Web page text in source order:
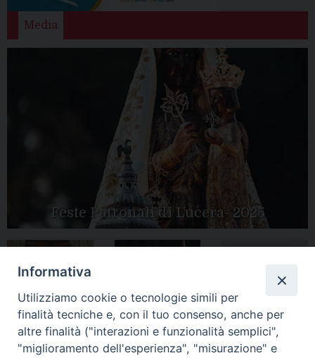
Media
Feste Patronali di Lucera- 2025
Apertura Anno
Giubilare 2025
Mariae in Diocesi
Tutte le gallery
Informativa
Utilizziamo cookie o tecnologie simili per
finalità tecniche e, con il tuo consenso, anche per
altre finalità ("interazioni e funzionalità semplici",
"miglioramento dell'esperienza", "misurazione" e